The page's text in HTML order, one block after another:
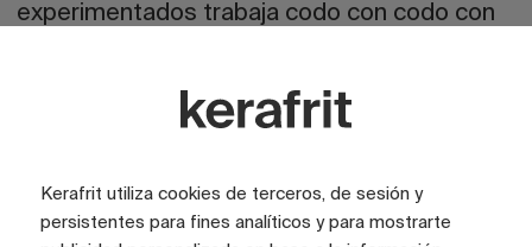
experimentados trabaja codo con codo con
cualquier desviación sobre la marcha. Si
surge un inconveniente, ajustamos el horno,
alargamos el ciclo, variamos temperaturas y
supervisamos minuciosamente cada
Kerafrit utiliza cookies de terceros, de sesión y
persistentes para fines analíticos y para mostrarte